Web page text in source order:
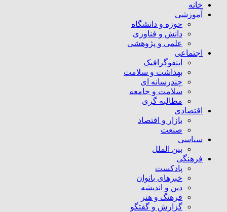
خانه
آموزشی
حوزه و دانشگاه
دانش و فناوری
علمی و پژوهشی
اجتماعی
اینفوگرافیک
بهداشت و سلامت
چندرسانه ای
سلامت و جامعه
مطالبه گری
اقتصادی
بازار و اقتصاد
صنعت
سیاسی
بین الملل
فرهنگی
پادکست
خبرهای بانوان
دین و اندیشه
فرهنگ و هنر
گزارش و گفتگو